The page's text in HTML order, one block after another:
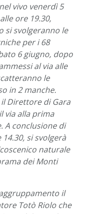
vivo venerdì 5
ore 19.30,
si svolgeranno le
per i 68
6 giugno, dopo
al via alle
le
in 2 manche.
il Direttore di Gara
via alla prima
A conclusione di
si svolgerà
naturale
dei Monti
il
Totò Riolo che